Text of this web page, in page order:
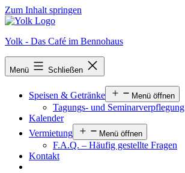
Zum Inhalt springen
Yolk - Das Café im Bennohaus
Menü Schließen
Speisen & Getränke Menü öffnen
Tagungs- und Seminarverpflegung
Kalender
Vermietung
Menü öffnen
F.A.Q. – Häufig gestellte Fragen
Kontakt